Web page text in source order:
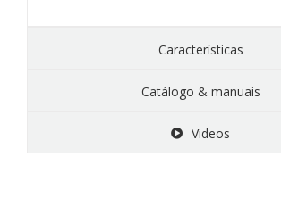
Características
Catálogo & manuais
Videos